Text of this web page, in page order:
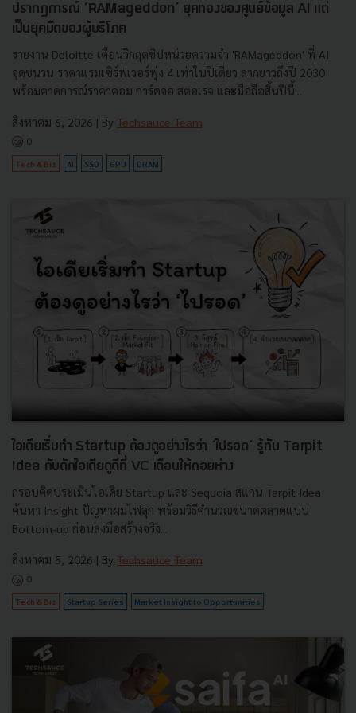
ปรากฏการณ์ ‘RAMageddon’ ยุคทองของศูนย์ข้อมูล AI แต่
เป็นยุคมืดของผู้บริโภค
รายงาน Deloitte เตือนวิกฤตชิปหน่วยความจำ 'RAMageddon' ที่ AI
จุดชนวน ราคาแรมเซิร์ฟเวอร์พุ่ง 4 เท่าในปีเดียว ลากยาวถึงปี 2030
พร้อมคาดการณ์ราคาคอม การ์ดจอ สตอเรจ และมือถือสิ้นปีนี้...
สิงหาคม 6, 2026 | By Techsauce Team
0
Tech & Biz AI SSD GPU DRAM
ไอเดียเริ่มทำ Startup ต้องดูอย่างไรว่า ‘ไปรอด’ รู้ทัน Tarpit
Idea กับดักไอเดียดูดีที่ VC เตือนให้ถอยห่าง
กรอบคิดประเมินไอเดีย Startup และ Sequoia สแกน Tarpit Idea
ค้นหา Insight ปัญหาผมไฟลุก พร้อมวิธีคำนวณขนาดตลาดแบบ
Bottom-up ก่อนลงมือสร้างจริง...
สิงหาคม 5, 2026 | By Techsauce Team
0
Tech & Biz Startup Series Market Insight to Opportunities